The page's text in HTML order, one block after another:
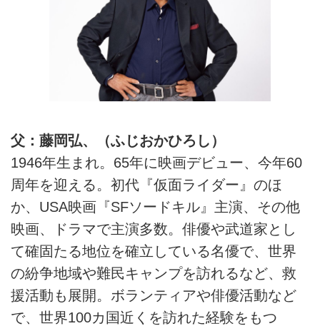
父：藤岡弘、（ふじおかひろし）
1946年生まれ。65年に映画デビュー、今年60
周年を迎える。初代『仮面ライダー』のほ
か、USA映画『SFソードキル』主演、その他
映画、ドラマで主演多数。俳優や武道家とし
て確固たる地位を確立している名優で、世界
の紛争地域や難民キャンプを訪れるなど、救
援活動も展開。ボランティアや俳優活動など
で、世界100カ国近くを訪れた経験をもつ